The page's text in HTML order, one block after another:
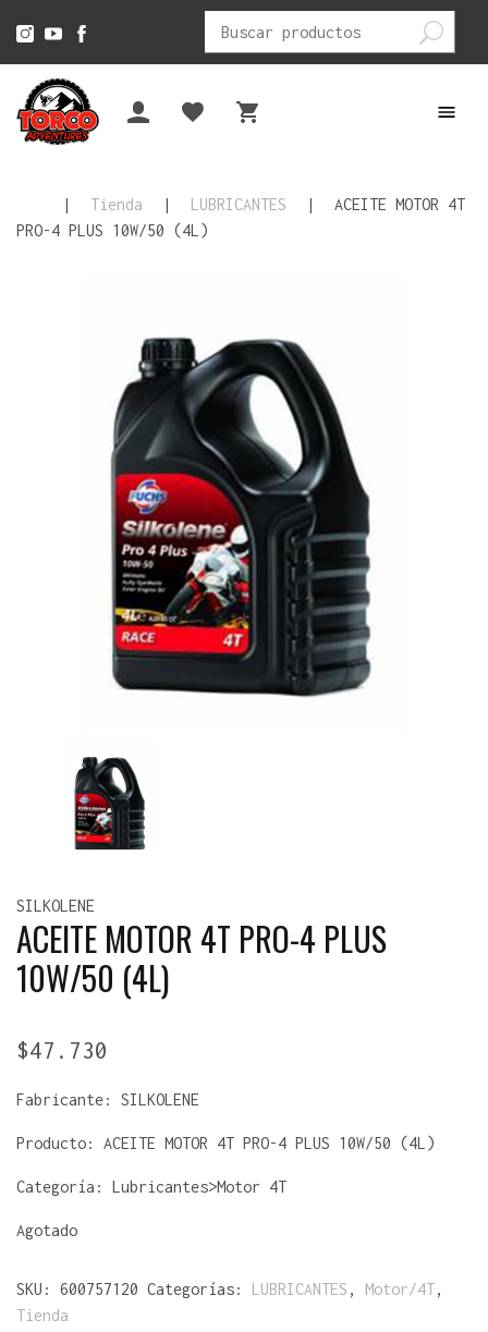
Buscar
por:
| Tienda | LUBRICANTES |
ACEITE MOTOR 4T
PRO-4 PLUS 10W/50 (4L)
SILKOLENE
ACEITE MOTOR 4T PRO-4 PLUS
10W/50 (4L)
$47.730
Fabricante: SILKOLENE
Producto: ACEITE MOTOR 4T PRO-4 PLUS 10W/50 (4L)
Categoría: Lubricantes>Motor 4T
Agotado
SKU: 600757120 Categorías: LUBRICANTES , Motor/4T,
Tienda